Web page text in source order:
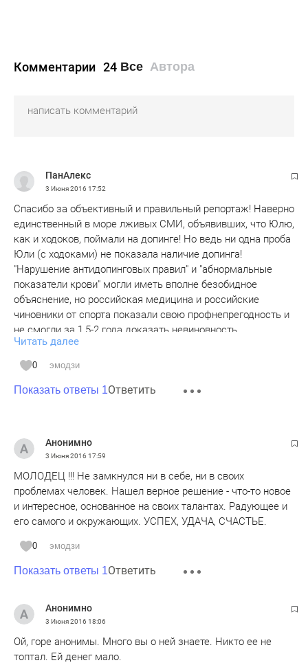
Комментарии 24 Все Автора
ПанАлекс
3 Июня 2016 17:52
Спасибо за объективный и правильный репортаж! Наверно
единственный в море лживых СМИ, объявивших, что Юлю,
как и ходоков, поймали на допинге! Но ведь ни одна проба
Юли (с ходоками) не показала наличие допинга!
"Нарушение антидопинговых правил" и "абнормальные
показатели крови" могли иметь вполне безобидное
объяснение, но российская медицина и российские
чиновники от спорта показали свою профнепрегодность и
не смогли за 1,5-2 года доказать невиновность
спортсменки! Конечно есть и политическая составляющая
этого дела и влияние спецслужб. Но когда росс.
разведчикам заниматься интересами государства
(победы в спорте имеют политический вес), когда они, как
персонами...
Читать далее
0 эмодзи
Показать ответы 1Ответить
Анонимно
3 Июня 2016 17:59
МОЛОДЕЦ !!! Не замкнулся ни в себе, ни в своих
проблемах человек. Нашел верное решение - что-то новое
и интересное, основанное на своих талантах. Радующее и
его самого и окружающих. УСПЕХ, УДАЧА, СЧАСТЬЕ.
0 эмодзи
Показать ответы 1Ответить
Анонимно
3 Июня 2016 18:06
Ой, горе анонимы. Много вы о ней знаете. Никто ее не
топтал. Ей денег мало.